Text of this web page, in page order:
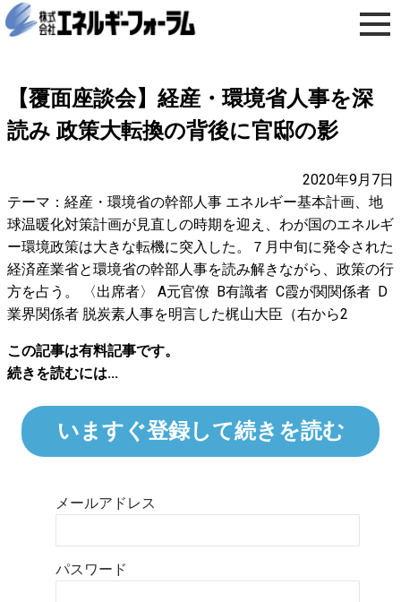
【覆面座談会】経産・環境省人事を深
読み 政策大転換の背後に官邸の影
2020年9月7日
テーマ：経産・環境省の幹部人事 エネルギー基本計画、地
球温暖化対策計画が見直しの時期を迎え、わが国のエネルギ
ー環境政策は大きな転機に突入した。７月中旬に発令された
経済産業省と環境省の幹部人事を読み解きながら、政策の行
方を占う。 〈出席者〉 A元官僚 B有識者 C霞が関関係者 D
業界関係者 脱炭素人事を明言した梶山大臣（右から2
この記事は有料記事です。
続きを読むには...
いますぐ登録して続きを読む
メールアドレス
パスワード